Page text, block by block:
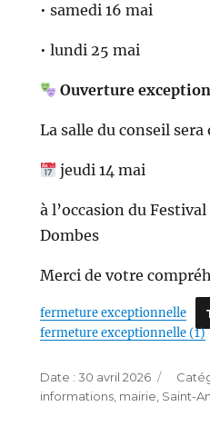
• samedi 16 mai
• lundi 25 mai
Ouverture
La salle du conseil sera
jeudi 14 mai
à l’occasion du
Dombes
Merci de votre
fermeture exceptionnelle
fermeture exceptionnelle (1)
Publié
le
30 avril 2026
informations, mairie, Saint-